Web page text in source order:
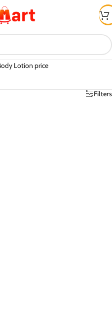
Lotion price
Filters